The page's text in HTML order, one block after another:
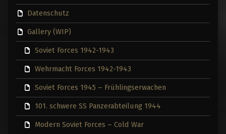
Datenschutz
Gallery (WIP)
Soviet Forces 1942-1943
Wehrmacht Forces 1942-1943
Soviet Forces 1945 – Frühlingserwachen
101. schwere SS Panzerabteilung 1944
Modern Soviet Forces – Cold War